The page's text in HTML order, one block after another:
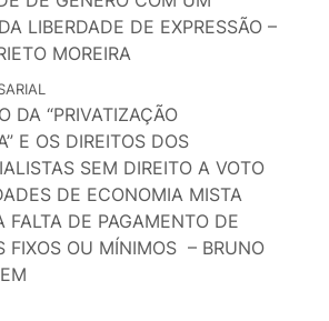
LIBERDADE DE EXPRESSÃO –
MOREIRA
DA “PRIVATIZAÇÃO
E OS DIREITOS DOS
SEM DIREITO A VOTO
DE ECONOMIA MISTA
FALTA DE PAGAMENTO DE
FIXOS OU MÍNIMOS – BRUNO